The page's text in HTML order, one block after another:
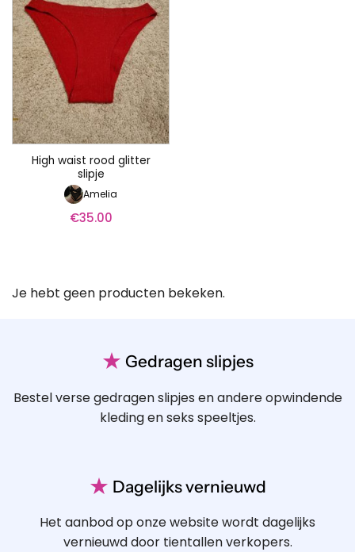
High waist rood glitter
slipje
Amelia
€35.00
Je hebt geen producten bekeken.
★ Gedragen slipjes
Bestel verse gedragen slipjes en andere opwindende
kleding en seks speeltjes.
★ Dagelijks vernieuwd
Het aanbod op onze website wordt dagelijks
vernieuwd door tientallen verkopers.